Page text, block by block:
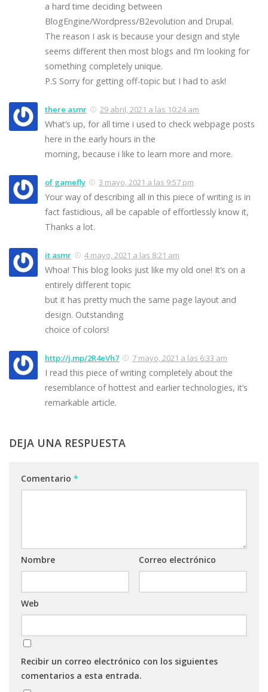
a hard time deciding between
BlogEngine/Wordpress/B2evolution and Drupal.
The reason I ask is because your design and style
seems different then most blogs and I’m looking for
something completely unique.
P.S Sorry for getting off-topic but I had to ask!
there asmr 29 abril, 2021 a las 10:24 am
What’s up, for all time i used to check webpage posts
here in the early hours in the
morning, because i like to learn more and more.
of gamefly 3 mayo, 2021 a las 9:57 pm
Your way of describing all in this piece of writing is in
fact fastidious, all be capable of effortlessly know it,
Thanks a lot.
it asmr 4 mayo, 2021 a las 8:21 am
Whoa! This blog looks just like my old one! It’s on a
entirely different topic
but it has pretty much the same page layout and
design. Outstanding
choice of colors!
http://j.mp/2R4eVh7 7 mayo, 2021 a las 6:33 am
I read this piece of writing completely about the
resemblance of hottest and earlier technologies, it’s
remarkable article.
DEJA UNA RESPUESTA
Comentario *
Nombre Correo electrónico
Web
Recibir un correo electrónico con los siguientes
comentarios a esta entrada.